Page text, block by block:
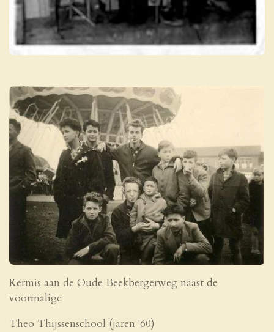
Kermis aan de Oude Beekbergerweg naast de
voormalige
Theo Thijssenschool (jaren '60)